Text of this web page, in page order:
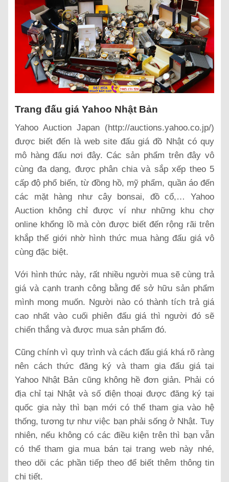
Trang đấu giá Yahoo Nhật Bản
Yahoo Auction Japan (http://auctions.yahoo.co.jp/)
được biết đến là web site đấu giá đồ Nhật có quy
mô hàng đấu nơi đây. Các sản phẩm trên đây vô
cùng đa dạng, được phân chia và sắp xếp theo 5
cấp độ phổ biến, từ đồng hồ, mỹ phẩm, quần áo đến
các mặt hàng như cây bonsai, đồ cổ,… Yahoo
Auction không chỉ được ví như những khu chợ
online khổng lồ mà còn được biết đến rộng rãi trên
khắp thế giới nhờ hình thức mua hàng đấu giá vô
cùng đặc biệt.
Với hình thức này, rất nhiều người mua sẽ cùng trả
giá và cạnh tranh công bằng để sở hữu sản phẩm
mình mong muốn. Người nào có thành tích trả giá
cao nhất vào cuối phiên đấu giá thì người đó sẽ
chiến thắng và được mua sản phẩm đó.
Cũng chính vì quy trình và cách đấu giá khá rõ ràng
nên cách thức đăng ký và tham gia đấu giá tại
Yahoo Nhật Bản cũng không hề đơn giản. Phải có
địa chỉ tại Nhật và số điện thoại được đăng ký tại
quốc gia này thì bạn mới có thể tham gia vào hệ
thống, tương tự như việc bạn phải sống ở Nhật. Tuy
nhiên, nếu không có các điều kiện trên thì bạn vẫn
có thể tham gia mua bán tại trang web này nhé,
theo dõi các phần tiếp theo để biết thêm thông tin
chi tiết.